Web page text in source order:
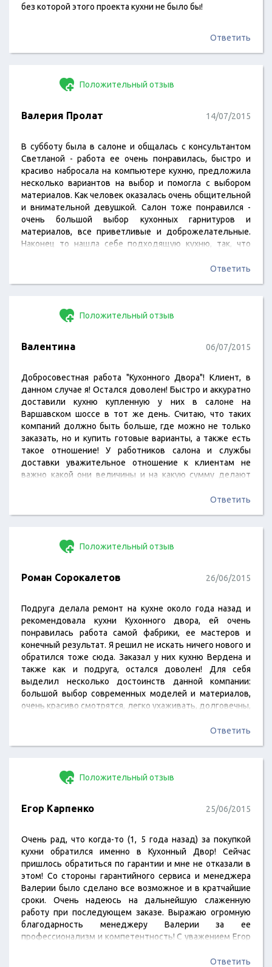
без которой этого проекта кухни не было бы!
Ответить
Положительный отзыв
Валерия Пролат 14/07/2015
В субботу была в салоне и общалась с консультантом
Светланой - работа ее очень понравилась, быстро и
красиво набросала на компьютере кухню, предложила
несколько вариантов на выбор и помогла с выбором
материалов. Как человек оказалась очень общительной
и внимательной девушкой. Салон тоже понравился -
очень большой выбор кухонных гарнитуров и
материалов, все приветливые и доброжелательные.
Наконец то нашла себе подходящую кухню, так, что
порадовало, что Светлана полностью отдается своему
Ответить
Положительный отзыв
Валентина 06/07/2015
Добросовестная работа "Кухонного Двора"! Клиент, в
данном случае я! Остался доволен! Быстро и аккуратно
доставили кухню купленную у них в салоне на
Варшавском шоссе в тот же день. Считаю, что таких
компаний должно быть больше, где можно не только
заказать, но и купить готовые варианты, а также есть
такое отношение! У работников салона и службы
доставки уважительное отношение к клиентам не
важно какой они величины и на какую сумму делают
Ответить
Положительный отзыв
Роман Сорокалетов 26/06/2015
Подруга делала ремонт на кухне около года назад и
рекомендовала кухни Кухонного двора, ей очень
понравилась работа самой фабрики, ее мастеров и
конечный результат. Я решил не искать ничего нового и
обратился тоже сюда. Заказал у них кухню Вердена и
также как и подруга, остался доволен! Для себя
выделил несколько достоинств данной компании:
большой выбор современных моделей и материалов,
очень красиво смотрятся, легко ухаживать, долговечны,
выбора, кухня смотрится потрясающе и затраченных
Ответить
Положительный отзыв
Егор Карпенко 25/06/2015
Очень рад, что когда-то (1, 5 года назад) за покупкой
кухни обратился именно в Кухонный Двор! Сейчас
пришлось обратиться по гарантии и мне не отказали в
этом! Со стороны гарантийного сервиса и менеджера
Валерии было сделано все возможное и в кратчайшие
сроки. Очень надеюсь на дальнейшую слаженную
работу при последующем заказе. Выражаю огромную
благодарность менеджеру Валерии за ее
профессионализм и компетентность! С уважением Егор
Ответить